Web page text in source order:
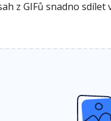
z GIFů snadno